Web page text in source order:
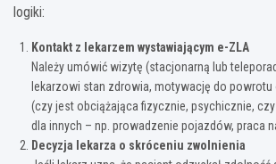
logiki:
Kontakt z lekarzem wystawiającym e-ZLA
Należy umówić wizytę (stacjonarną lub
lekarzowi stan zdrowia, motywację do powrotu
(czy jest obciążająca fizycznie, psychicznie,
dla innych – np. prowadzenie pojazdów, praca
Decyzja lekarza o skróceniu zwolnienia